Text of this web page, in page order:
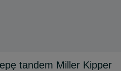
tandem Miller Kipper